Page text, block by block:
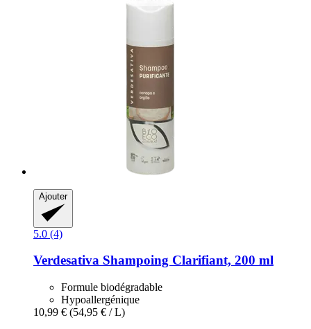
Ajouter
5.0 (4)
Verdesativa Shampoing Clarifiant, 200 ml
Formule biodégradable
Hypoallergénique
10,99 € (54,95 € / L)